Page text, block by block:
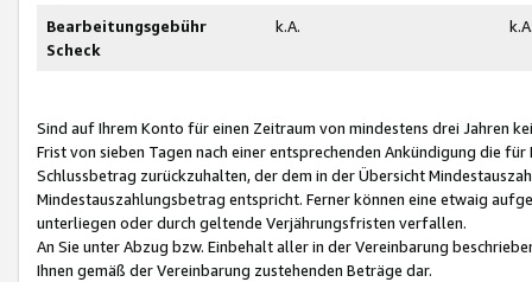
Bearbeitungsgebühr
Scheck
k.A.
Sind auf Ihrem Konto für einen Zeitraum von mindestens drei Jahren
Frist von sieben Tagen nach einer entsprechenden Ankündigung die
Schlussbetrag zurückzuhalten, der dem in der Übersicht
Mindestauszahlungsbetrag entspricht. Ferner können eine etwaig
unterliegen oder durch geltende Verjährungsfristen verfallen.
An Sie unter Abzug bzw. Einbehalt aller in der Vereinbarung
Ihnen gemäß der Vereinbarung zustehenden Beträge dar.